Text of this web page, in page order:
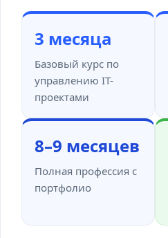
3 месяца
Базовый курс по
управлению IT-
проектами
8–9 месяцев
Полная профессия с
портфолио